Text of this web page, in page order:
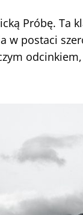
Próbę. Ta
w postaci